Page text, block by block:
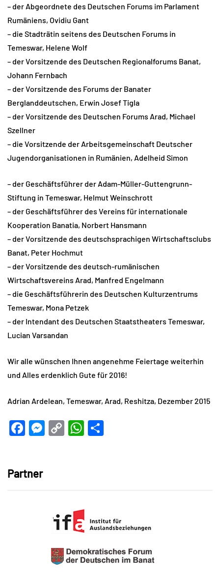
– der Abgeordnete des Deutschen Forums im Parlament
Rumäniens, Ovidiu Gant
– die Stadträtin seitens des Deutschen Forums in
Temeswar, Helene Wolf
– der Vorsitzende des Deutschen Regionalforums Banat,
Johann Fernbach
– der Vorsitzende des Forums der Banater
Berglanddeutschen, Erwin Josef Tigla
– der Vorsitzende des Deutschen Forums Arad, Michael
Szellner
– die Vorsitzende der Arbeitsgemeinschaft Deutscher
Jugendorganisationen in Rumänien, Adelheid Simon
– der Geschäftsführer der Adam-Müller-Guttengrunn-
Stiftung in Temeswar, Helmut Weinschrott
– der Geschäftsführer des Vereins für internationale
Kooperation Banatia, Norbert Hansmann
– der Vorsitzende des deutschsprachigen Wirtschaftsclubs
Banat, Peter Hochmut
– der Vorsitzende des deutsch-rumänischen
Wirtschaftsvereins Arad, Manfred Engelmann
– die Geschäftsführerin des Deutschen Kulturzentrums
Temeswar, Mona Petzek
– der Intendant des Deutschen Staatstheaters Temeswar,
Lucian Varsandan
Wir alle wünschen Ihnen angenehme Feiertage weiterhin
und Alles erdenklich Gute für 2016!
Adrian Ardelean, Temeswar, Arad, Reshitza, Dezember 2015
Facebook
Messenger
CopyWhatsApp
Partner